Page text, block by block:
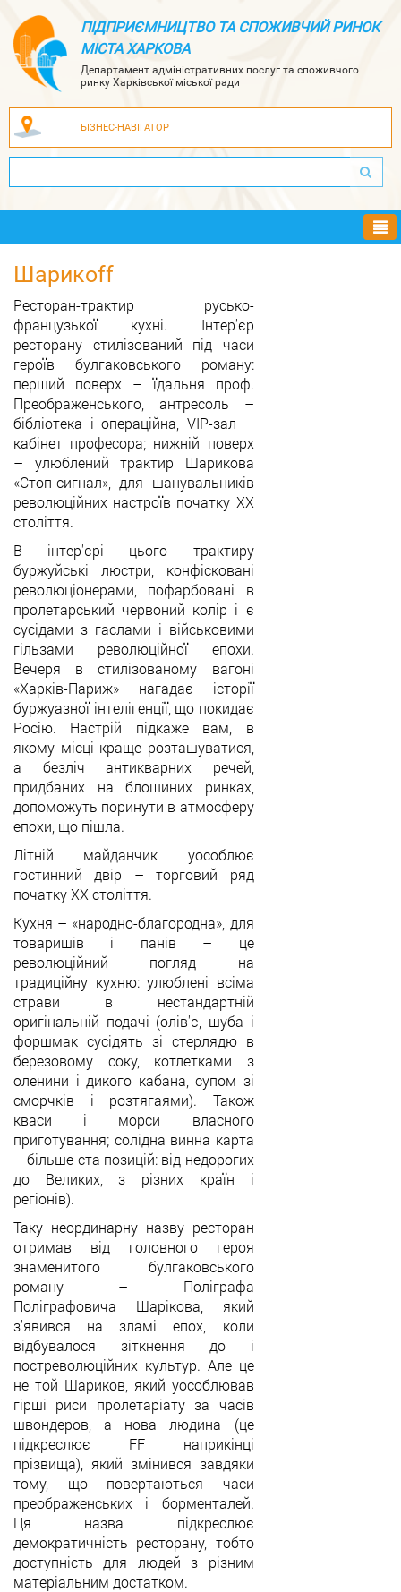
ПІДПРИЄМНИЦТВО ТА СПОЖИВЧИЙ РИНОК
МІСТА ХАРКОВА
Департамент адміністративних послуг та споживчого
ринку Харківської міської ради
БІЗНЕС-НАВІГАТОР
Шарикоff
Ресторан-трактир русько-
французької кухні. Інтер'єр
ресторану стилізований під часи
героїв булгаковського роману:
перший поверх – їдальня проф.
Преображенського, антресоль –
бібліотека і операційна, VIP-зал –
кабінет професора; нижній поверх
– улюблений трактир Шарикова
«Стоп-сигнал», для шанувальників
революційних настроїв початку ХХ
століття.
В інтер'єрі цього трактиру
буржуйські люстри, конфісковані
революціонерами, пофарбовані в
пролетарський червоний колір і є
сусідами з гаслами і військовими
гільзами революційної епохи.
Вечеря в стилізованому вагоні
«Харків-Париж» нагадає історії
буржуазної інтелігенції, що покидає
Росію. Настрій підкаже вам, в
якому місці краще розташуватися,
а безліч антикварних речей,
придбаних на блошиних ринках,
допоможуть поринути в атмосферу
епохи, що пішла.
Літній майданчик уособлює
гостинний двір – торговий ряд
початку ХХ століття.
Кухня – «народно-благородна», для
товаришів і панів – це
революційний погляд на
традиційну кухню: улюблені всіма
страви в нестандартній
оригінальній подачі (олів'є, шуба і
форшмак сусідять зі стерлядю в
березовому соку, котлетками з
оленини і дикого кабана, супом зі
сморчків і розтягаями). Також
кваси і морси власного
приготування; солідна винна карта
– більше ста позицій: від недорогих
до Великих, з різних країн і
регіонів).
Таку неординарну назву ресторан
отримав від головного героя
знаменитого булгаковського
роману – Поліграфа
Поліграфовича Шарікова, який
з'явився на зламі епох, коли
відбувалося зіткнення до і
постреволюційних культур. Але це
не той Шариков, який уособлював
гірші риси пролетаріату за часів
швондеров, а нова людина (це
підкреслює FF наприкінці
прізвища), який змінився завдяки
тому, що повертаються часи
преображенських і борменталей.
Ця назва підкреслює
демократичність ресторану, тобто
доступність для людей з різним
матеріальним достатком.